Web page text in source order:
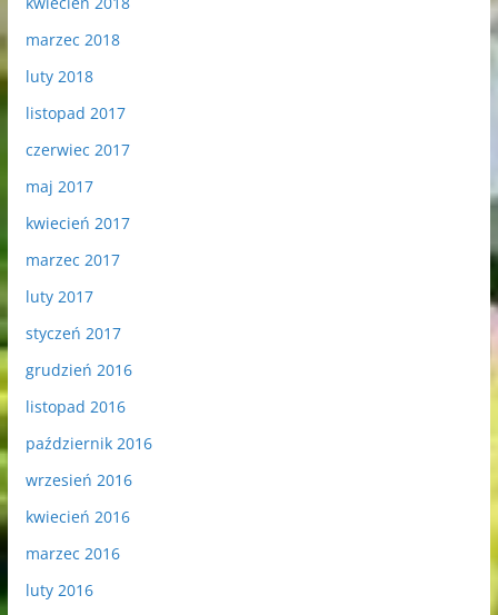
marzec 2018
luty 2018
listopad 2017
czerwiec 2017
maj 2017
kwiecień 2017
marzec 2017
luty 2017
styczeń 2017
grudzień 2016
listopad 2016
październik 2016
wrzesień 2016
kwiecień 2016
marzec 2016
luty 2016